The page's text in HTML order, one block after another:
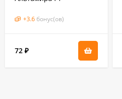
+3.6 бонус(ов)
72 ₽